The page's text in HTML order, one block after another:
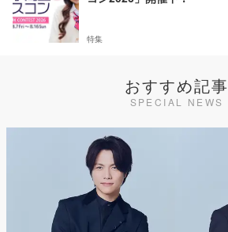
特集
おすすめ記事
SPECIAL NEWS